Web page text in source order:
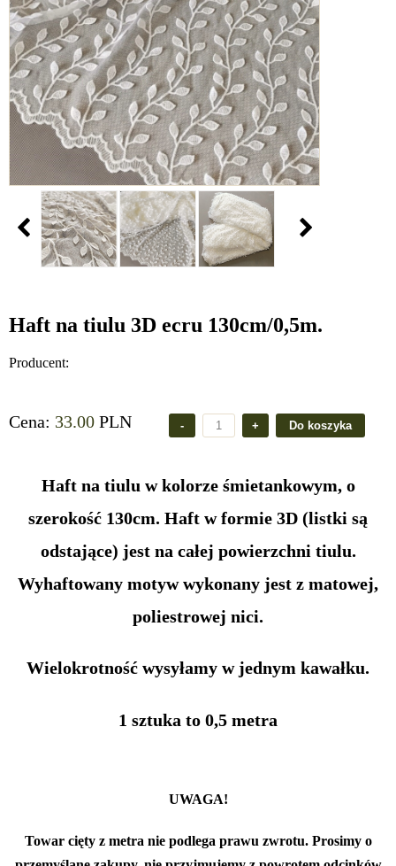
Haft na tiulu 3D ecru 130cm/0,5m.
Producent:
Cena: 33.00 PLN
Haft na tiulu w kolorze śmietankowym, o
szerokość 130cm. Haft w formie 3D (listki są
odstające) jest na całej powierzchni tiulu.
Wyhaftowany motyw wykonany jest z matowej,
poliestrowej nici.
Wielokrotność wysyłamy w jednym kawałku.
1 sztuka to 0,5 metra
UWAGA!
Towar cięty z metra nie podlega prawu zwrotu. Prosimy o